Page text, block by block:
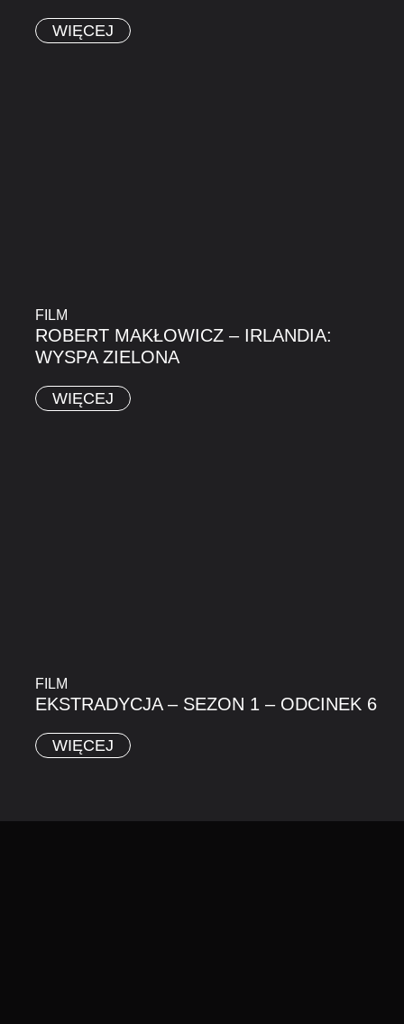
WIĘCEJ
FILM
ROBERT MAKŁOWICZ – IRLANDIA:
WYSPA ZIELONA
WIĘCEJ
FILM
EKSTRADYCJA – SEZON 1 – ODCINEK 6
WIĘCEJ